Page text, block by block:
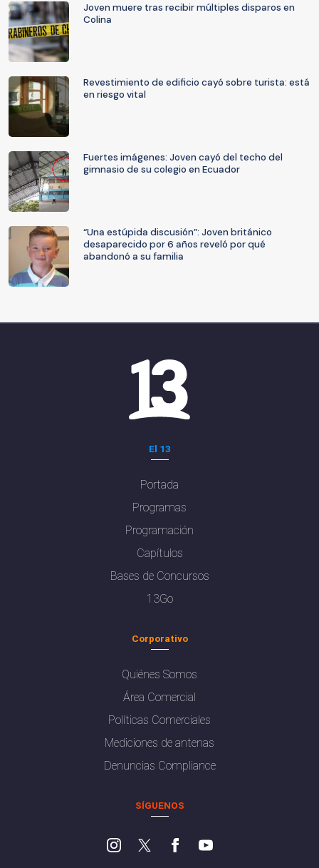
Joven muere tras recibir múltiples disparos en
Colina
Revestimiento de edificio cayó sobre turista: está
en riesgo vital
Fuertes imágenes: Joven cayó del techo del
gimnasio de su colegio en Ecuador
“Una estúpida discusión”: Joven británico
desaparecido por 6 años reveló por qué
abandonó a su familia
El 13
Portada
Programas
Programación
Capítulos
Bases de Concursos
13Go
Corporativo
Quiénes Somos
Área Comercial
Políticas Comerciales
Mediciones de antenas
Denuncias Compliance
SÍGUENOS